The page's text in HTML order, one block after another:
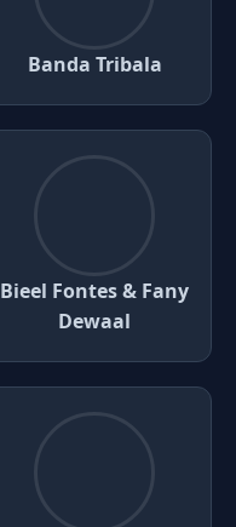
Banda Tribala
Bieel Fontes & Fany
Dewaal